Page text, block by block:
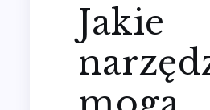
Jakie